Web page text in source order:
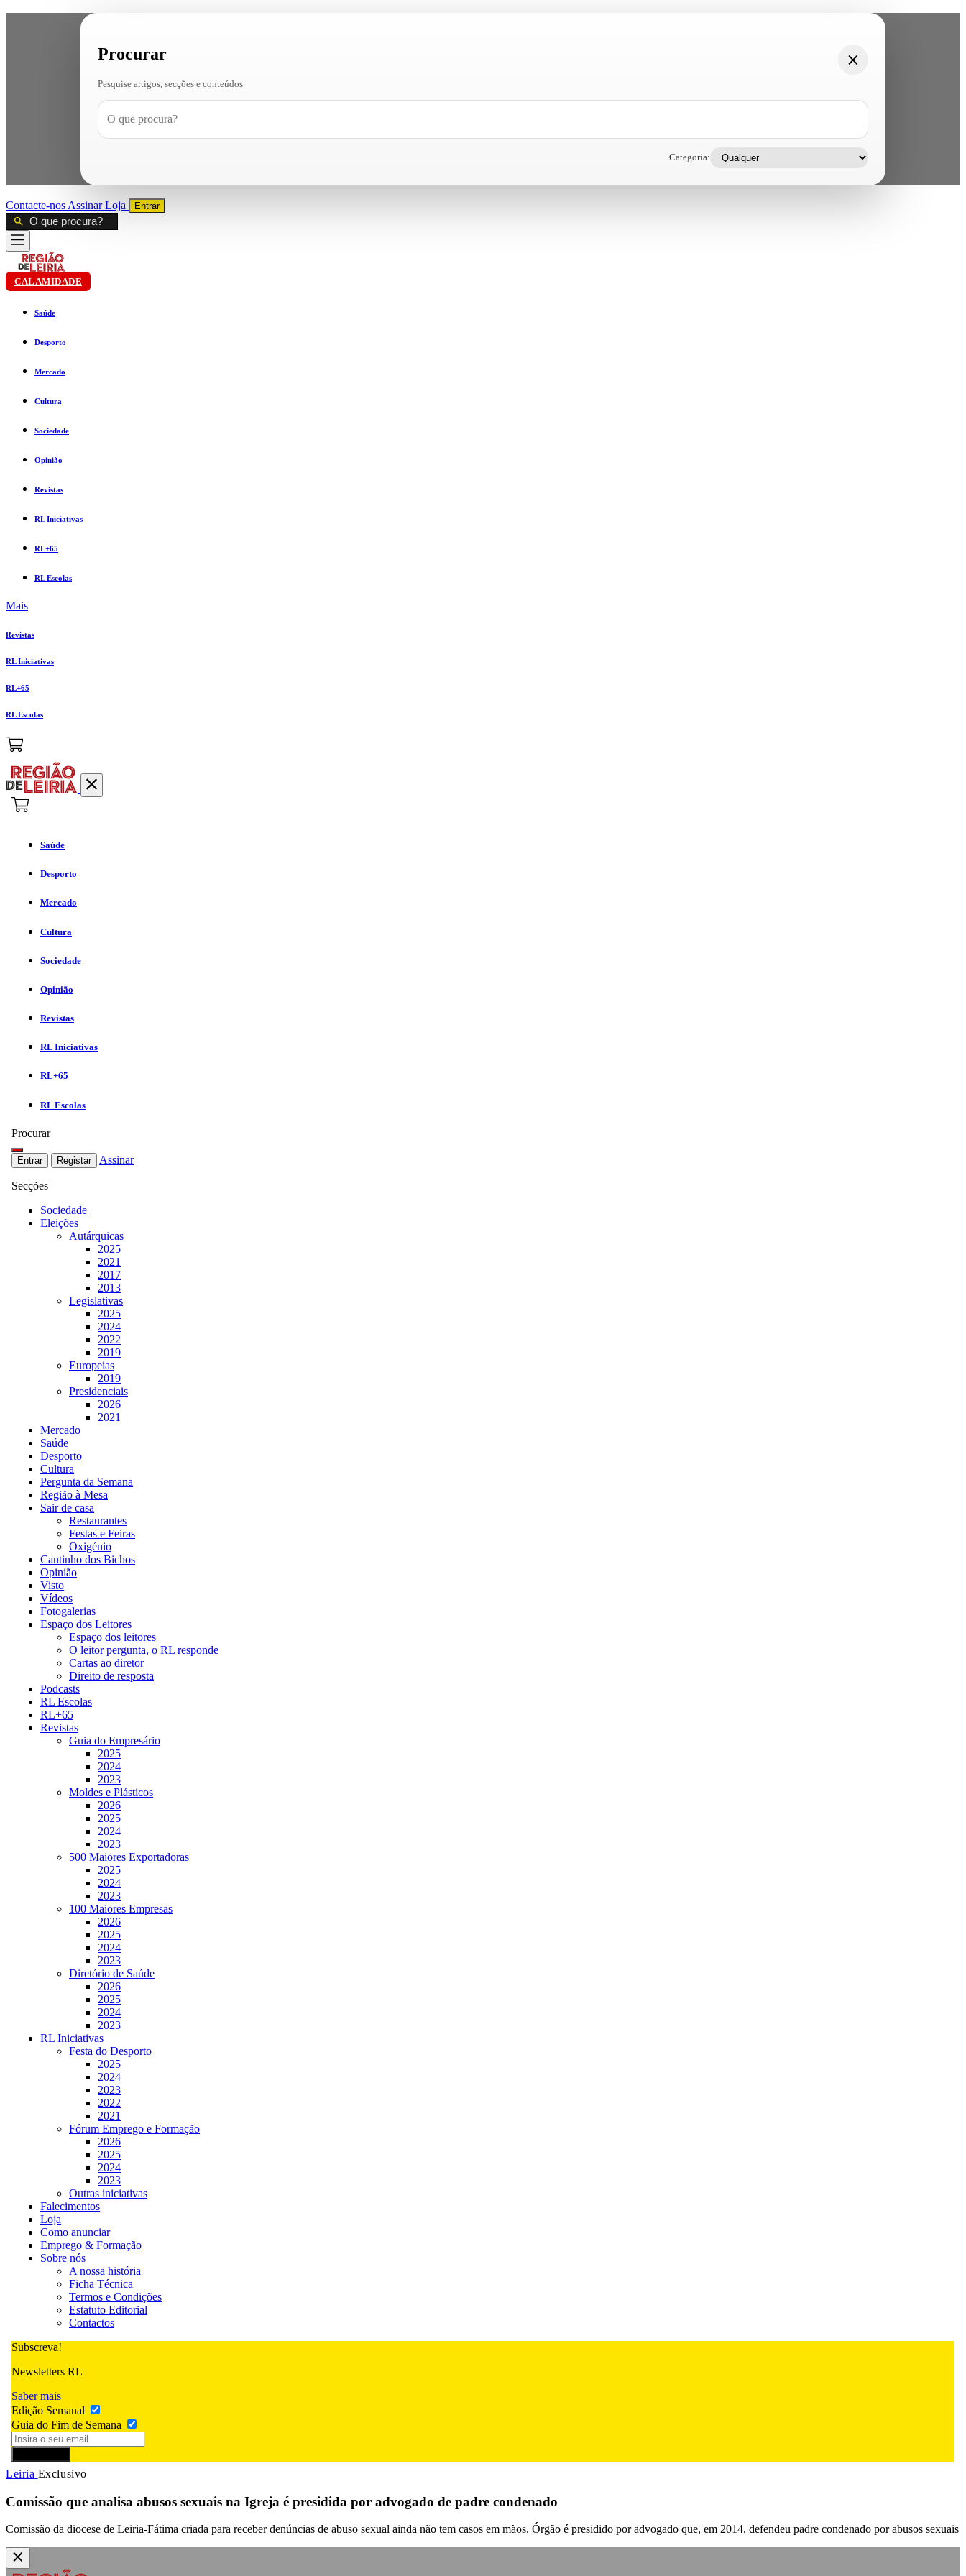
Procurar
Pesquise artigos, secções e conteúdos
Categoria:
Contacte-nos AssinarLoja Entrar
CALAMIDADE
Saúde
Desporto
Mercado
Cultura
Sociedade
Opinião
Revistas
RL Iniciativas
RL+65
RL Escolas
Mais
Revistas
RL Iniciativas
RL+65
RL Escolas
Saúde
Desporto
Mercado
Cultura
Sociedade
Opinião
Revistas
RL Iniciativas
RL+65
RL Escolas
Procurar
Entrar Registar Assinar
Secções
Sociedade
Eleições
Autárquicas
2025
2021
2017
2013
Legislativas
2025
2024
2022
2019
Europeias
2019
Presidenciais
2026
2021
Mercado
Saúde
Desporto
Cultura
Pergunta da Semana
Região à Mesa
Sair de casa
Restaurantes
Festas e Feiras
Oxigénio
Cantinho dos Bichos
Opinião
Visto
Vídeos
Fotogalerias
Espaço dos Leitores
Espaço dos leitores
O leitor pergunta, o RL responde
Cartas ao diretor
Direito de resposta
Podcasts
RL Escolas
RL+65
Revistas
Guia do Empresário
2025
2024
2023
Moldes e Plásticos
2026
2025
2024
2023
500 Maiores Exportadoras
2025
2024
2023
100 Maiores Empresas
2026
2025
2024
2023
Diretório de Saúde
2026
2025
2024
2023
RL Iniciativas
Festa do Desporto
2025
2024
2023
2022
2021
Fórum Emprego e Formação
2026
2025
2024
2023
Outras iniciativas
Falecimentos
Loja
Como anunciar
Emprego & Formação
Sobre nós
A nossa história
Ficha Técnica
Termos e Condições
Estatuto Editorial
Contactos
Subscreva!
Newsletters RL
Saber mais
Edição Semanal
Guia do Fim de Semana
Leiria Exclusivo
Comissão que analisa abusos sexuais na Igreja é presidida por advogado de padre condenado
Comissão da diocese de Leiria-Fátima criada para receber denúncias de abuso sexual ainda não tem casos em mãos. Órgão é presidido por advogado que, em 2014, defendeu padre condenado por abusos sexuais